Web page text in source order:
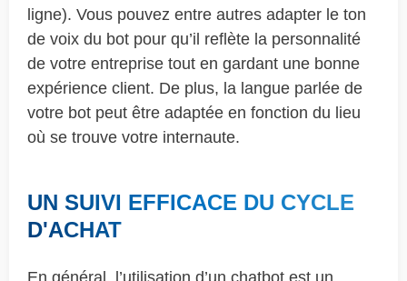
ligne). Vous pouvez entre autres adapter le ton
de voix du bot pour qu’il reflète la personnalité
de votre entreprise tout en gardant une bonne
expérience client. De plus, la langue parlée de
votre bot peut être adaptée en fonction du lieu
où se trouve votre internaute.
UN SUIVI EFFICACE DU CYCLE
D'ACHAT
En général, l’utilisation d’un chatbot est un